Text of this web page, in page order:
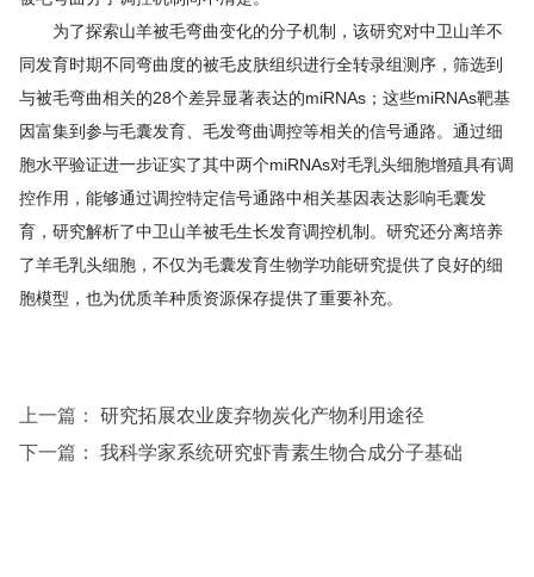
为了探索山羊被毛弯曲变化的分子机制，该研究对中卫山羊不
同发育时期不同弯曲度的被毛皮肤组织进行全转录组测序，筛选到
与被毛弯曲相关的28个差异显著表达的miRNAs；这些miRNAs靶基
因富集到参与毛囊发育、毛发弯曲调控等相关的信号通路。通过细
胞水平验证进一步证实了其中两个miRNAs对毛乳头细胞增殖具有调
控作用，能够通过调控特定信号通路中相关基因表达影响毛囊发
育，研究解析了中卫山羊被毛生长发育调控机制。研究还分离培养
了羊毛乳头细胞，不仅为毛囊发育生物学功能研究提供了良好的细
胞模型，也为优质羊种质资源保存提供了重要补充。
上一篇： 研究拓展农业废弃物炭化产物利用途径
下一篇： 我科学家系统研究虾青素生物合成分子基础